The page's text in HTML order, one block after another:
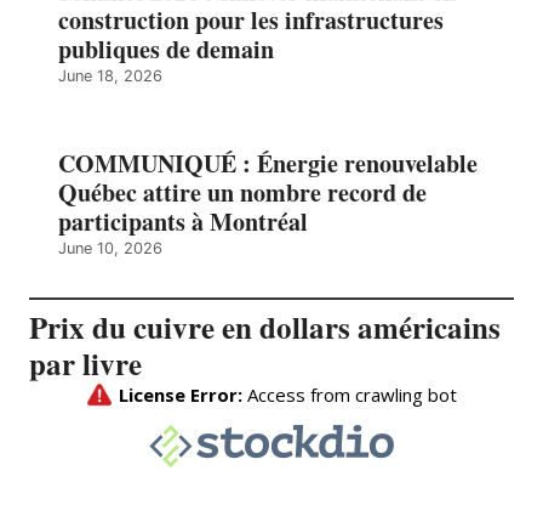
construction pour les infrastructures
publiques de demain
June 18, 2026
COMMUNIQUÉ : Énergie renouvelable
Québec attire un nombre record de
participants à Montréal
June 10, 2026
Prix du cuivre en dollars américains
par livre